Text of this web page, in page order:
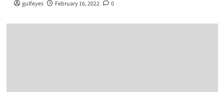
gulfeyes February 16, 2022 0